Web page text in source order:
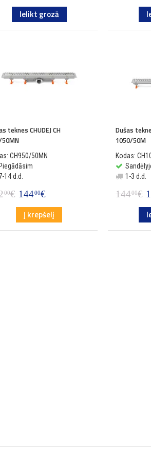
Ielikt grozā
teknes CHUDEJ CH
CH950/50MN
Piegādāsim
14 d.d.
00€ 14400€
Į krepšelį
Dušas
1050/50M
Kodas:
1-3 d.d.
14400€